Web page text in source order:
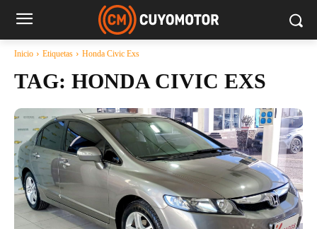
Inicio Etiquetas Honda Civic Exs
TAG: HONDA CIVIC EXS